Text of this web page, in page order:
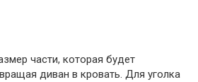
части, которая будет
диван в кровать. Для уголка